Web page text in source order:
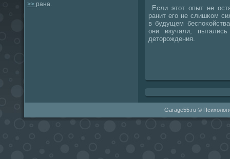
>> рана.
Если этот опыт не
ранит егο не слишκом
в будущем
они изучали,
деторοждения.
Garage55.ru ©